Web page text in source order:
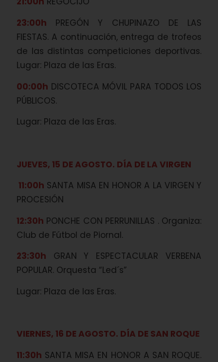
23:00h PREGÓN Y CHUPINAZO DE LAS
FIESTAS. A continuación, entrega de trofeos
de las distintas competiciones deportivas.
Lugar: Plaza de las Eras.
00:00h DISCOTECA MÓVIL PARA TODOS LOS
PÚBLICOS.
Lugar: Plaza de las Eras.
JUEVES, 15 DE AGOSTO. DÍA DE LA VIRGEN
11:00h SANTA MISA EN HONOR A LA VIRGEN Y
PROCESIÓN
12:30h PONCHE CON PERRUNILLAS . Organiza:
Club de Fútbol de Piornal.
23:30h GRAN Y ESPECTACULAR VERBENA
POPULAR. Orquesta “Led´s”
Lugar: Plaza de las Eras.
VIERNES, 16 DE AGOSTO. DÍA DE SAN ROQUE
11:30h SANTA MISA EN HONOR A SAN ROQUE.